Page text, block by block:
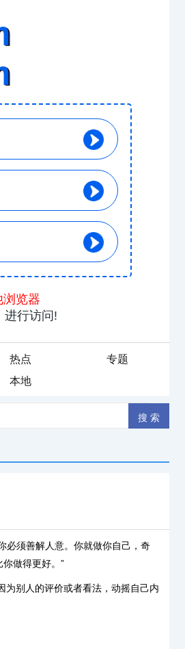
热点
专题
本地
必须善解人意。你就做你自己，奇
做得更好。”
为别人的评价或者看法，动摇自己内